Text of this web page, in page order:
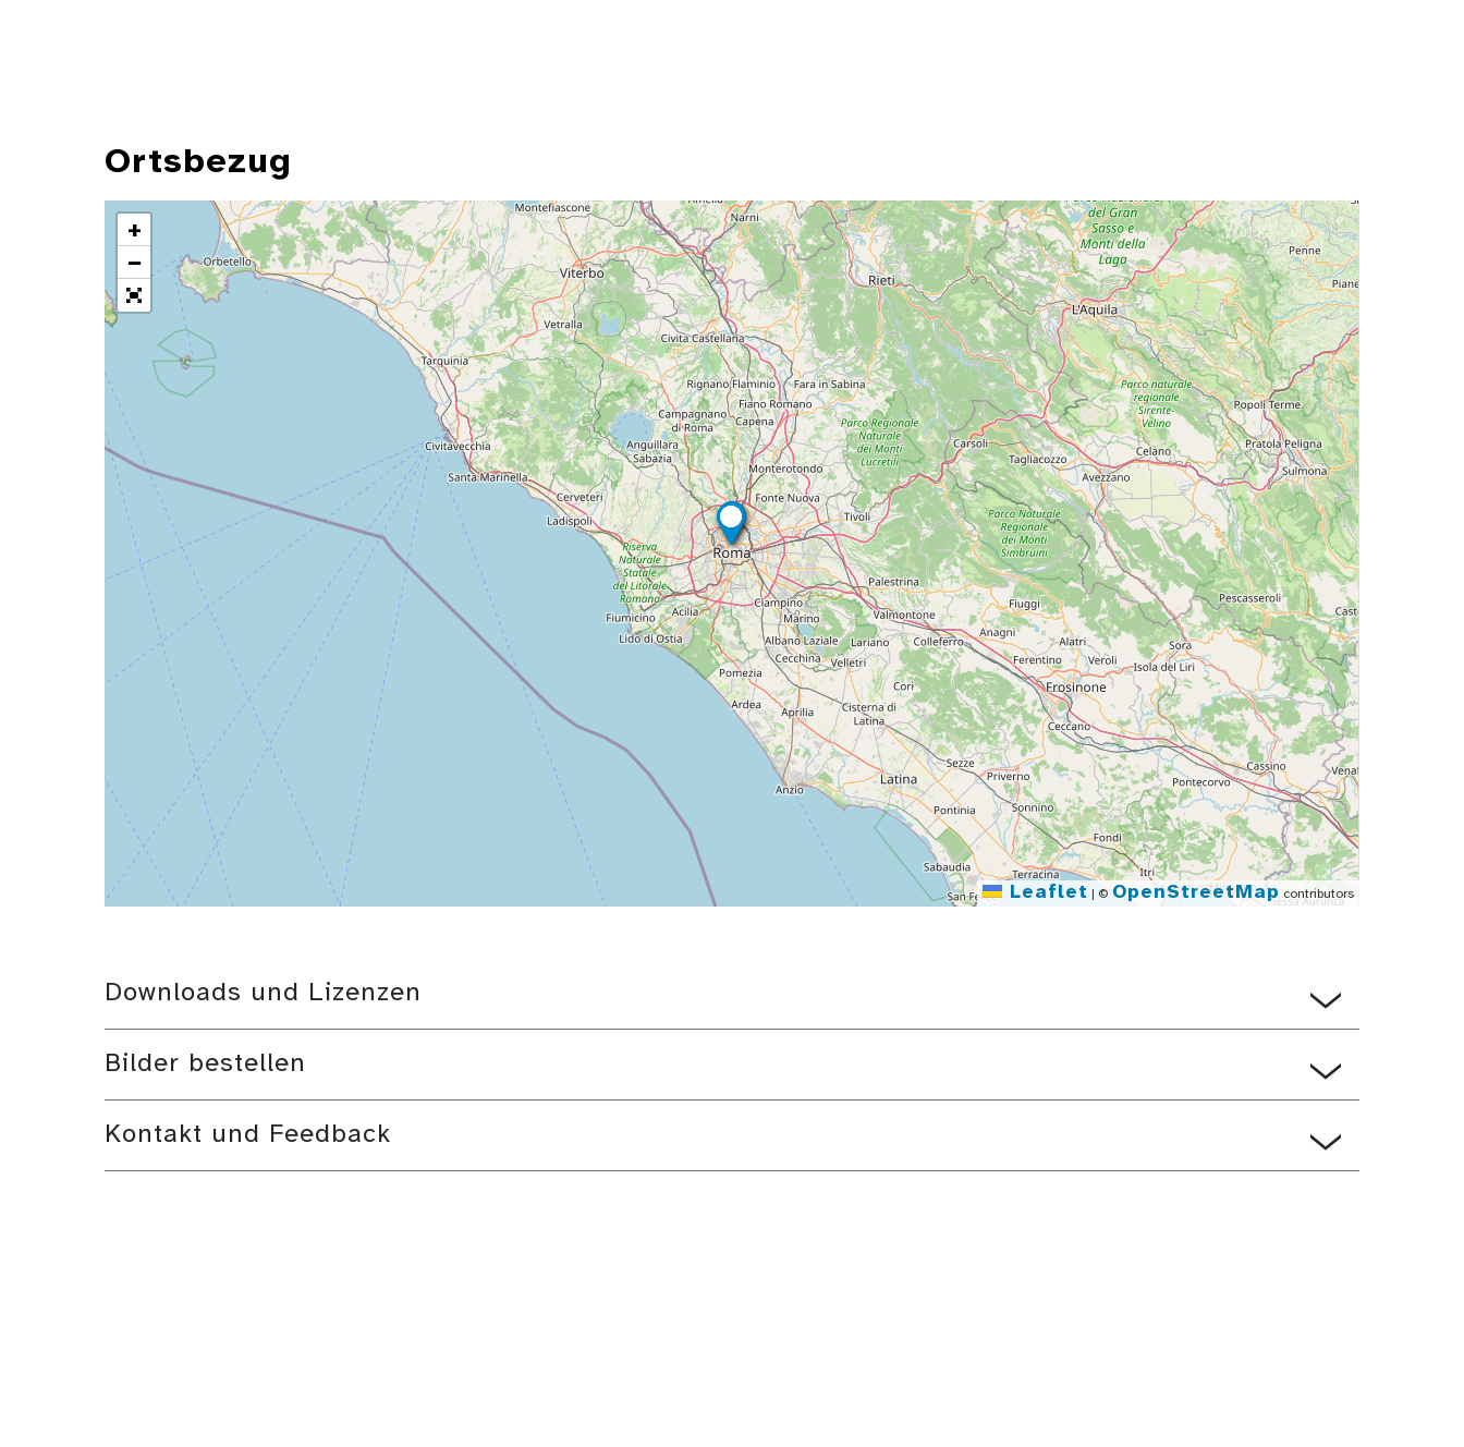
Ortsbezug
+
−
Leaflet © OpenStreetMap contributors
Downloads und Lizenzen
Bilder bestellen
Kontakt und Feedback